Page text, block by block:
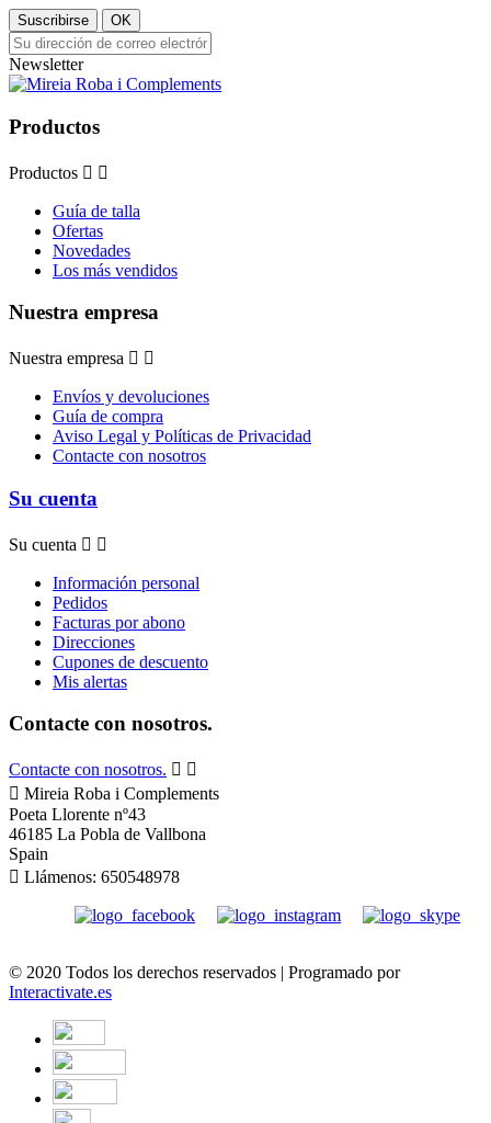
Suscribirse OK
Newsletter
Productos
Productos  
Guía de talla
Ofertas
Novedades
Los más vendidos
Nuestra empresa
Nuestra empresa  
Envíos y devoluciones
Guía de compra
Aviso Legal y Políticas de Privacidad
Contacte con nosotros
Su cuenta
Su cuenta  
Información personal
Pedidos
Facturas por abono
Direcciones
Cupones de descuento
Mis alertas
Contacte con nosotros.
Contacte con nosotros.  
 Mireia Roba i Complements
Poeta Llorente nº43
46185 La Pobla de Vallbona
Spain
 Llámenos: 650548978
© 2020 Todos los derechos reservados | Programado por
Interactivate.es